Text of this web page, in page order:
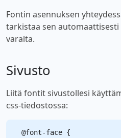
Fontin asennuksen
tarkistaa sen
varalta.
Sivusto
Liitä fontit sivustollesi
css-tiedostossa:
@font-face {